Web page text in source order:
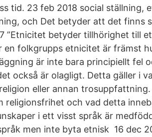
tid. 23 feb 2018 social ställning,
och Det betyder att det finns
”Etnicitet betyder tillhörighet till
en folkgrupps etnicitet är främst
är inte bara principiellt fel
också är olagligt. Detta gäller i
eller annan
religionsfrihet och vad detta
i ett visst språk är
men inte byta etnisk 16 dec